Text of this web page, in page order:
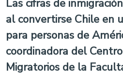
Las cifras de
al convertirse Chile en
para personas de
coordinadora del
Migratorios de la